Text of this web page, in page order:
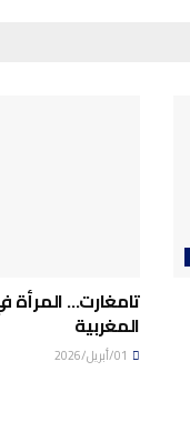
تامغارت…
المغربية